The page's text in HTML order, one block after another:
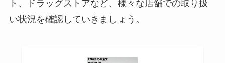
ト、ドラッグストアなど、様々な店舗での取り扱
い状況を確認していきましょう。